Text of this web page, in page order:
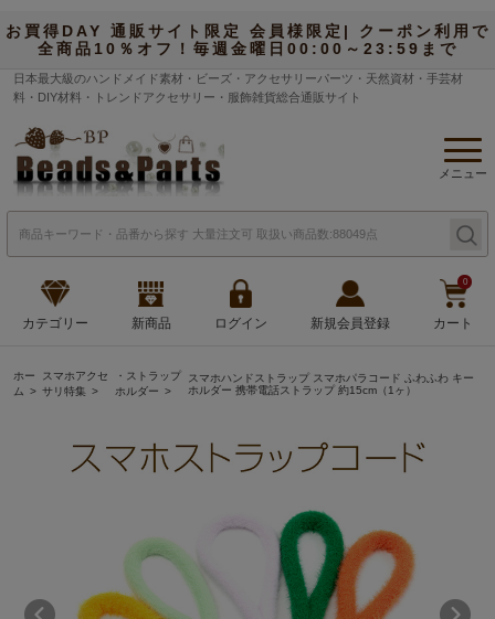
お買得DAY 通販サイト限定 会員様限定| クーポン利用で
全商品10％オフ！毎週金曜日00:00～23:59まで
日本最大級のハンドメイド素材・ビーズ・アクセサリーパーツ・天然資材・手芸材
料・DIY材料・トレンドアクセサリー・服飾雑貨総合通販サイト
メニュー
カテゴリー 新商品 ログイン 新規会員登録
0
カート
ホー
ム
スマホアクセ
サリ特集
・ストラップ
ホルダー
スマホハンドストラップ スマホパラコード ふわふわ キー
ホルダー 携帯電話ストラップ 約15cm（1ヶ）